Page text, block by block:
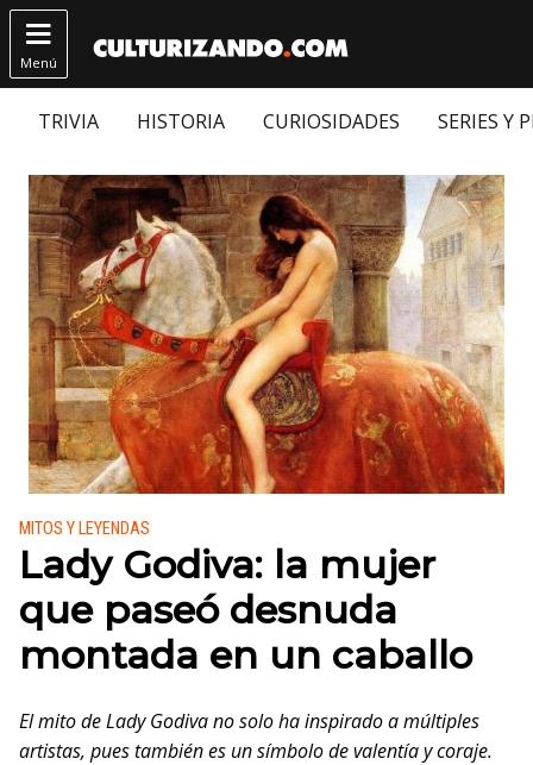

Menú
TRIVIA HISTORIA CURIOSIDADES SERIES Y
Publicado en:
MITOS Y LEYENDAS
Lady Godiva: la mujer
que paseó desnuda
montada en un caballo
El mito de Lady Godiva no solo ha inspirado a múltiples
artistas, pues también es un símbolo de valentía y coraje.